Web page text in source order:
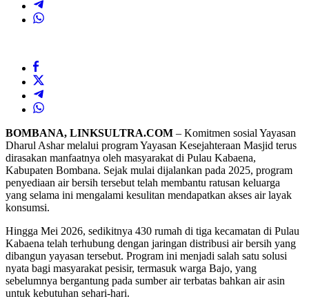
BOMBANA, LINKSULTRA.COM – Komitmen sosial Yayasan
Dharul Ashar melalui program Yayasan Kesejahteraan Masjid terus
dirasakan manfaatnya oleh masyarakat di Pulau Kabaena,
Kabupaten Bombana. Sejak mulai dijalankan pada 2025, program
penyediaan air bersih tersebut telah membantu ratusan keluarga
yang selama ini mengalami kesulitan mendapatkan akses air layak
konsumsi.
Hingga Mei 2026, sedikitnya 430 rumah di tiga kecamatan di Pulau
Kabaena telah terhubung dengan jaringan distribusi air bersih yang
dibangun yayasan tersebut. Program ini menjadi salah satu solusi
nyata bagi masyarakat pesisir, termasuk warga Bajo, yang
sebelumnya bergantung pada sumber air terbatas bahkan air asin
untuk kebutuhan sehari-hari.